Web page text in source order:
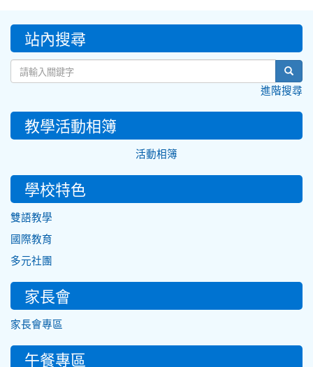
::: 站內搜尋
進階搜尋
教學活動相簿
活動相簿
學校特色
雙語教學
國際教育
多元社團
家長會
家長會專區
午餐專區